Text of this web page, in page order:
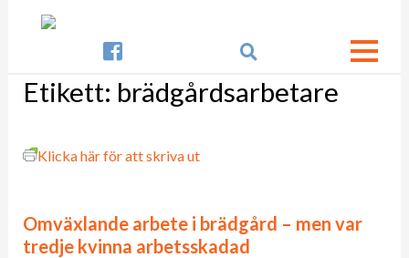

Etikett: brädgårdsarbetare
Klicka här för att skriva ut
Omväxlande arbete i brädgård – men var
tredje kvinna arbetsskadad